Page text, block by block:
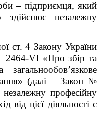
– підприємця, який
незалежну
ст. 4 Закону України
2464-VІ «Про збір та
(далі – Закон №
професійну
від цієї діяльності є